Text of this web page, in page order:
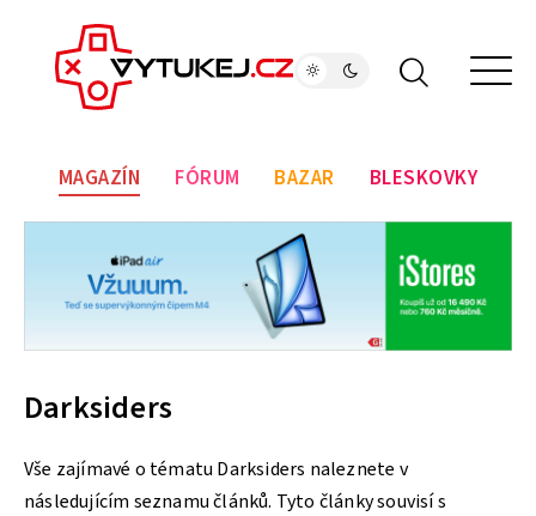
MAGAZÍN FÓRUM BAZAR BLESKOVKY
Darksiders
Vše zajímavé o tématu Darksiders naleznete v
následujícím seznamu článků. Tyto články souvisí s